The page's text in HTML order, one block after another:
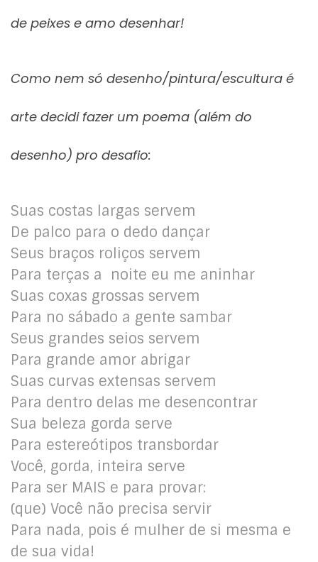
de peixes e amo desenhar!
Como nem só desenho/pintura/escultura é
arte decidi fazer um poema (além do
desenho) pro desafio:
Suas costas largas servem
De palco para o dedo dançar
Seus braços roliços servem
Para terças a noite eu me aninhar
Suas coxas grossas servem
Para no sábado a gente sambar
Seus grandes seios servem
Para grande amor abrigar
Suas curvas extensas servem
Para dentro delas me desencontrar
Sua beleza gorda serve
Para estereótipos transbordar
Você, gorda, inteira serve
Para ser MAIS e para provar:
(que) Você não precisa servir
Para nada, pois é mulher de si mesma e
de sua vida!